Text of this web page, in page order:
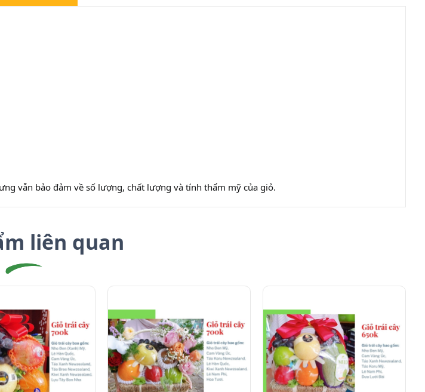
vẫn bảo đảm về số lượng, chất lượng và tính thẩm mỹ của giỏ.
liên quan